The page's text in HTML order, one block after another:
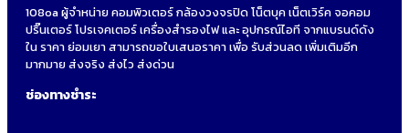
108oa ผู้จำหน่าย คอมพิวเตอร์ กล้องวงจรปิด โน็ตบุค เน็ตเวิร์ค จอคอม
ปริ๊นเตอร์ โปรเจคเตอร์ เครื่องสำรองไฟ และ อุปกรณ์ไอที จากแบรนด์ดัง
ใน ราคา ย่อมเยา สามารถขอใบเสนอราคา เพื่อ รับส่วนลด เพิ่มเติมอีก
มากมาย ส่งจริง ส่งไว ส่งด่วน
ช่องทางชำระ